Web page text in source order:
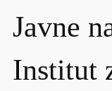
Javne
Institut